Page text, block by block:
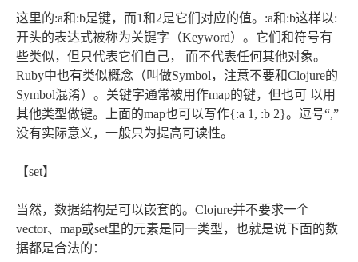
这里的:a和:b是键，而1和2是它们对应的值。:a和:b这样以:
开头的表达式被称为关键字（Keyword）。它们和符号有
些类似，但只代表它们自己， 而不代表任何其他对象。
Ruby中也有类似概念（叫做Symbol，注意不要和Clojure的
Symbol混淆）。关键字通常被用作map的键，但也可 以用
其他类型做键。上面的map也可以写作{:a 1, :b 2}。逗号“,”
没有实际意义，一般只为提高可读性。
【set】
当然，数据结构是可以嵌套的。Clojure并不要求一个
vector、map或set里的元素是同一类型，也就是说下面的数
据都是合法的：